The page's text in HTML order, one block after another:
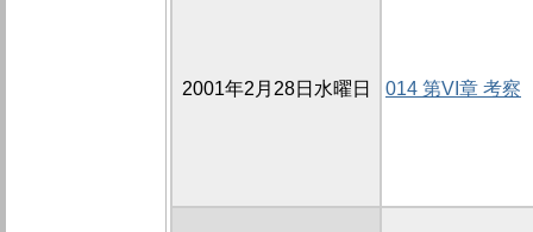
2001年2月28日水曜日 014 第VI章 考察